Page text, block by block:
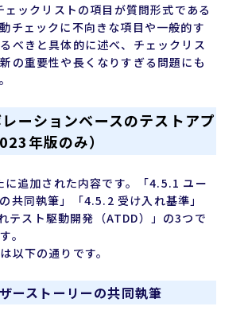
ックリストの項目が質問形式である
チェックに不向きな項目や一般的す
べきと具体的に述べ、チェックリス
の重要性や長くなりすぎる問題にも
ーションベースのテストアプ
年版のみ）
に追加された内容です。「4.5.1 ユー
共同執筆」「4.5.2 受け入れ基準」
テスト駆動開発（ATDD）」の3つで
。
以下の通りです。
ーストーリーの共同執筆